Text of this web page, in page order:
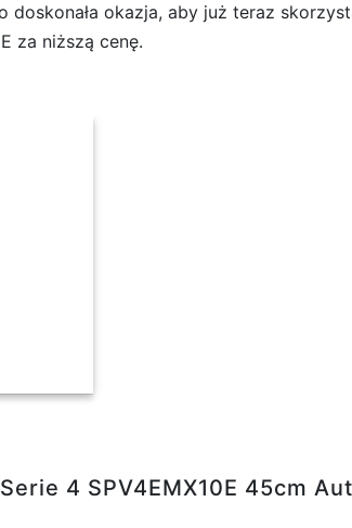
doskonała okazja, aby już teraz
za niższą cenę.
45cm Automatyczne
4 SPV4EMX10E 45cm